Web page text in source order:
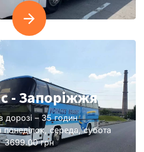
- Запоріжжя
дорозі – 35 годин
понеділок, середа, субота
3699.00 грн